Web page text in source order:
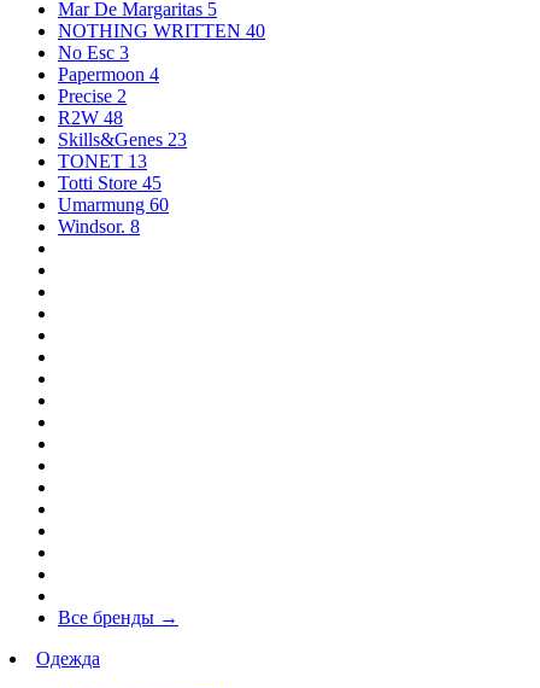
Mar De Margaritas 5
NOTHING WRITTEN 40
No Esc 3
Papermoon 4
Precise 2
R2W 48
Skills&Genes 23
TONET 13
Totti Store 45
Umarmung 60
Windsor. 8
Все бренды →
Одежда